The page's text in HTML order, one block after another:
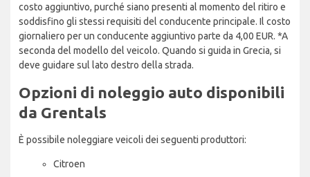
costo aggiuntivo, purché siano presenti al momento del ritiro e
soddisfino gli stessi requisiti del conducente principale. Il costo
giornaliero per un conducente aggiuntivo parte da 4,00 EUR. *A
seconda del modello del veicolo. Quando si guida in Grecia, si
deve guidare sul lato destro della strada.
Opzioni di noleggio auto disponibili
da Grentals
È possibile noleggiare veicoli dei seguenti produttori:
Citroen